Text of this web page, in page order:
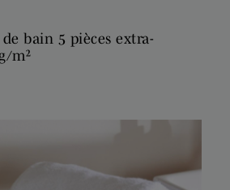
bain 5 pièces extra-
m²